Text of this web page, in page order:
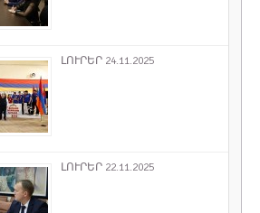
ԼՈՒՐԵՐ 24.11.2025
ԼՈՒՐԵՐ 22.11.2025